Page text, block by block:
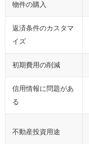
物件の購入
返済条件のカスタマ
イズ
初期費用の削減
信用情報に問題があ
る
不動産投資用途